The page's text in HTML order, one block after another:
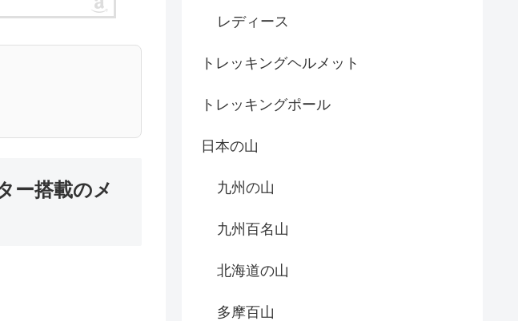
ー搭載のメ
レディース
トレッキングヘルメット
トレッキングポール
日本の山
九州の山
九州百名山
北海道の山
多摩百山